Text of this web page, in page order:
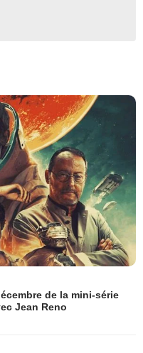
de la mini-série
Jean Reno